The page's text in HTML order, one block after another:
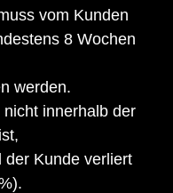
vom Kunden
8 Wochen
werden.
innerhalb der
der Kunde verliert